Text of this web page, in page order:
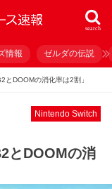
search
情報 ゼルダの伝説
とDOOMの消化率は2割」
Nintendo Switch
とDOOMの消